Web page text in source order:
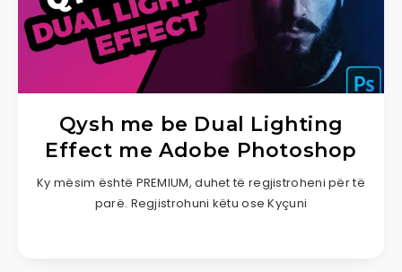
Qysh me be Dual Lighting
Effect me Adobe Photoshop
Ky mësim është PREMIUM, duhet të regjistroheni për të
parë. Regjistrohuni këtu ose Kyçuni